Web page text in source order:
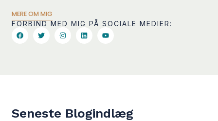
MERE OM MIG
FORBIND MED MIG PÅ SOCIALE MEDIER:
Seneste Blogindlæg